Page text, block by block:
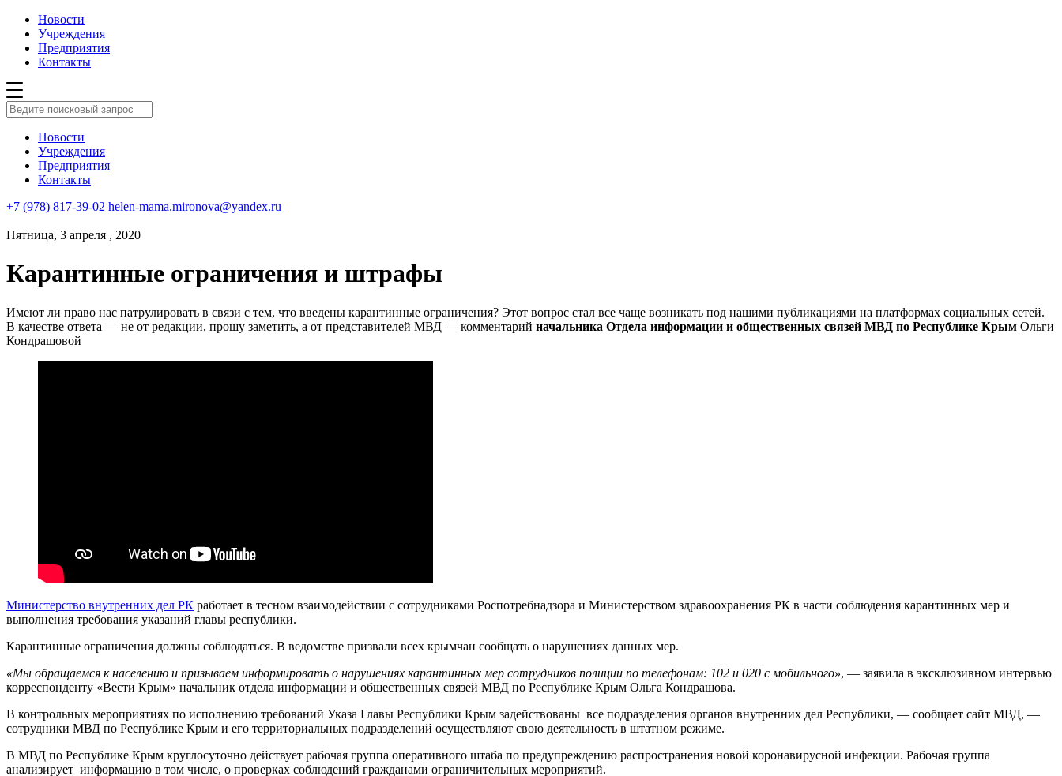
Новости
Учреждения
Предприятия
Контакты
Новости
Учреждения
Предприятия
Контакты
+7 (978) 817-39-02 helen-mama.mironova@yandex.ru
Пятница, 3 апреля , 2020
Карантинные ограничения и штрафы
Имеют ли право нас патрулировать в связи с тем, что введены карантинные ограничения? Этот вопрос стал все чаще возникать под нашими публикациями на платформах социальных сетей.
В качестве ответа — не от редакции, прошу заметить, а от представителей МВД — комментарий начальника Отдела информации и общественных связей МВД по Республике Крым Ольги
Кондрашовой
Министерство внутренних дел РК работает в тесном взаимодействии с сотрудниками Роспотребнадзора и Министерством здравоохранения РК в части соблюдения карантинных мер и
выполнения требования указаний главы республики.
Карантинные ограничения должны соблюдаться. В ведомстве призвали всех крымчан сообщать о нарушениях данных мер.
«Мы обращаемся к населению и призываем информировать о нарушениях карантинных мер сотрудников полиции по телефонам: 102 и 020 с мобильного», — заявила в эксклюзивном интервью
корреспонденту «Вести Крым» начальник отдела информации и общественных связей МВД по Республике Крым Ольга Кондрашова.
В контрольных мероприятиях по исполнению требований Указа Главы Республики Крым задействованы все подразделения органов внутренних дел Республики, — сообщает сайт МВД, —
сотрудники МВД по Республике Крым и его территориальных подразделений осуществляют свою деятельность в штатном режиме.
В МВД по Республике Крым круглосуточно действует рабочая группа оперативного штаба по предупреждению распространения новой коронавирусной инфекции. Рабочая группа
анализирует информацию в том числе, о проверках соблюдений гражданами ограничительных мероприятий.